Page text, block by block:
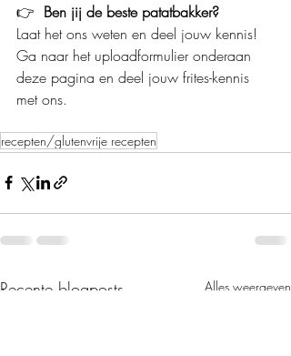
👉 Ben jij de beste patatbakker?
Laat het ons weten en deel jouw kennis!
Ga naar het uploadformulier onderaan
deze pagina en deel jouw frites-kennis
met ons.
recepten/glutenvrije recepten
Recente blogposts Alles weergeven